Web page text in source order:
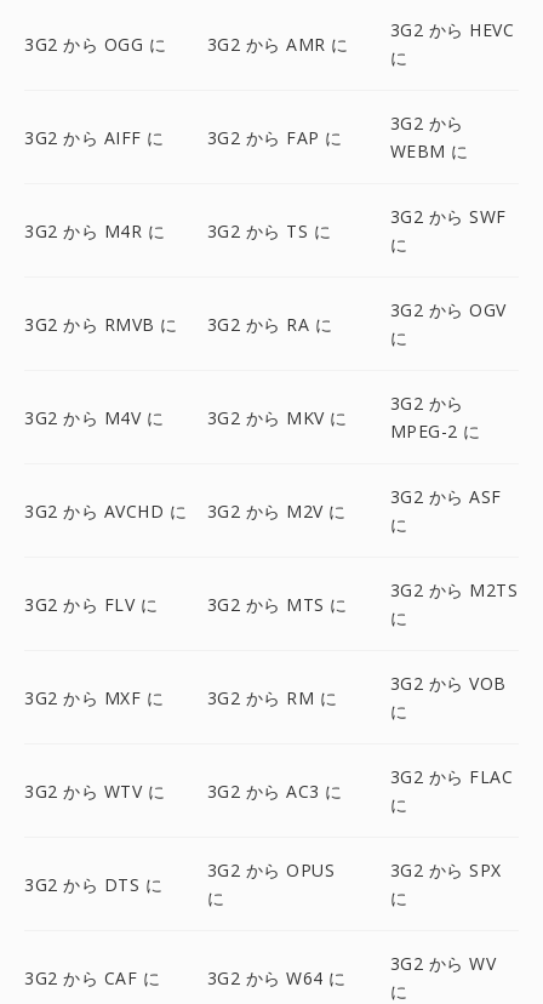
3G2 から OGG に 3G2 から AMR に
3G2 から HEVC
に
3G2 から AIFF に 3G2 から FAP に
3G2 から
WEBM に
3G2 から M4R に 3G2 から TS に
3G2 から SWF
に
3G2 から RMVB に 3G2 から RA に
3G2 から OGV
に
3G2 から M4V に 3G2 から MKV に
3G2 から
MPEG-2 に
3G2 から AVCHD に 3G2 から M2V に
3G2 から ASF
に
3G2 から FLV に 3G2 から MTS に
3G2 から M2TS
に
3G2 から MXF に 3G2 から RM に
3G2 から VOB
に
3G2 から WTV に 3G2 から AC3 に
3G2 から FLAC
に
3G2 から DTS に
3G2 から OPUS
に
3G2 から SPX
に
3G2 から CAF に 3G2 から W64 に
3G2 から WV
に